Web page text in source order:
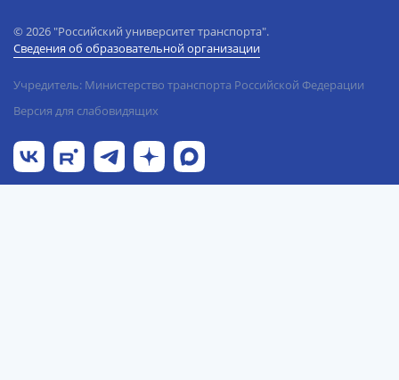
© 2026 "Российский университет транспорта".
Сведения об образовательной организации
Учредитель: Министерство транспорта Российской Федерации
Версия для слабовидящих